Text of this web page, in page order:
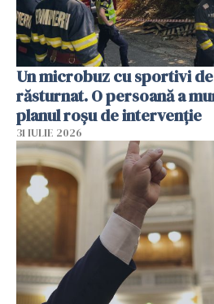
Un microbuz cu sportivi de
răsturnat. O persoană a
planul roșu de intervenție
31 IULIE 2026